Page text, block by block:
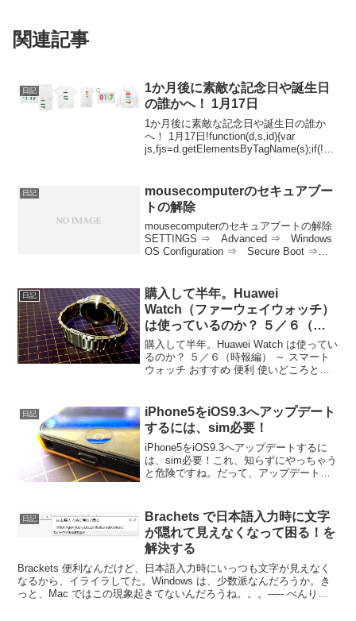
関連記事
日記
1か月後に素敵な記念日や誕生日
の誰かへ！ 1月17日
1か月後に素敵な記念日や誕生日の誰か
へ！ 1月17日!function(d,s,id){var
js,fjs=d.getElementsByTagName(s);if(!d.g
日記
mousecomputerのセキュアブー
トの解除
mousecomputerのセキュアブートの解除
SETTINGS ⇒ Advanced ⇒ Windows
OS Configuration ⇒ Secure Boot ⇒
日記
購入して半年。Huawei
Watch（ファーウェイウォッチ）
は使っているのか？ ５／６（時
報編） ～ スマートウォッチ おす
すめ 便利 使いどころと使い方 ～
購入して半年。Huawei Watch は使ってい
るのか？ ５／６（時報編） ～ スマート
ウォッチ おすすめ 便利 使いどころと使
みます。時報って使っていますか？--...
日記
iPhone5をiOS9.3へアップデート
するには、sim必要！
iPhone5をiOS9.3へアップデートするに
は、sim必要！これ、知らずにやっちゃう
と危険ですね。だって、アップデート完
androidでsi...
日記
Brachets で日本語入力時に文字
が隠れて見えなくなって困る！を
解決する
Brackets 便利なんだけど、日本語入力時にいっつも文字が見えなく
なるから、イライラしてた。Windows は、少数派なんだろうか。き
っと、Mac ではこの現象起きてないんだろうね。。。----- べんりあ